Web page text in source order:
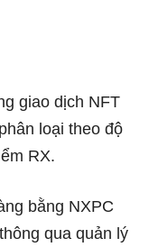
giao dịch NFT
loại theo độ
RX.
bằng NXPC
qua quản lý